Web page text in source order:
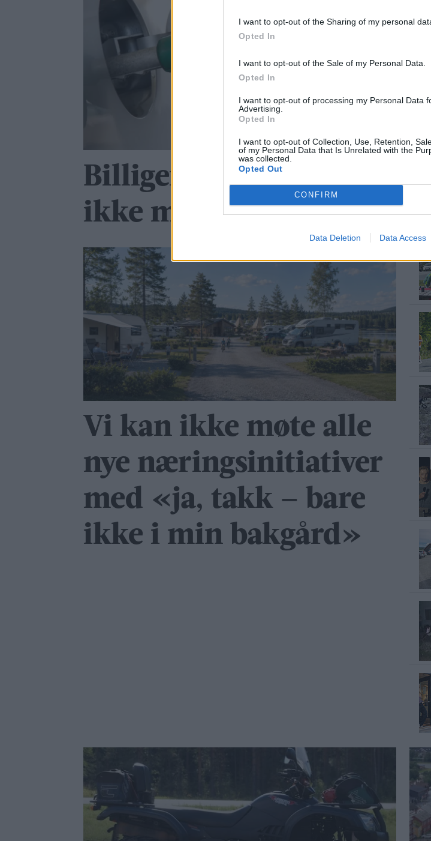
I want to opt-out of the Sharing of my personal
Opted In
I want to opt-out of the Sale of my Personal Data.
Opted In
I want to opt-out of processing my Personal Data
Advertising.
Opted In
I want to opt-out of Collection, Use, Retention,
of my Personal Data that Is Unrelated with the
was collected.
Opted Out
CONFIRM
Data Deletion Data Access
Billigere drivstoff ga
ikke mer trafikk
Vi kan ikke møte alle
nye nærings­initiativer
med «ja, takk – bare
ikke i min bakgård»